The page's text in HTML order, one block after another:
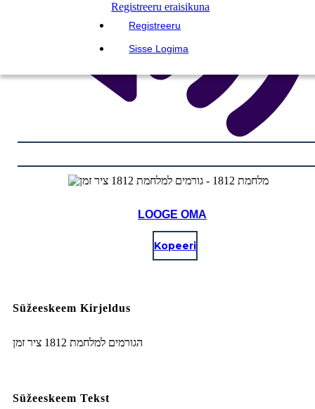
Registreeru eraisikuna
Registreeru
Sisse Logima
LOOGE OMA
Kopeeri
Süžeeskeem Kirjeldus
הגורמים למלחמת 1812 ציר זמן
Süžeeskeem Tekst